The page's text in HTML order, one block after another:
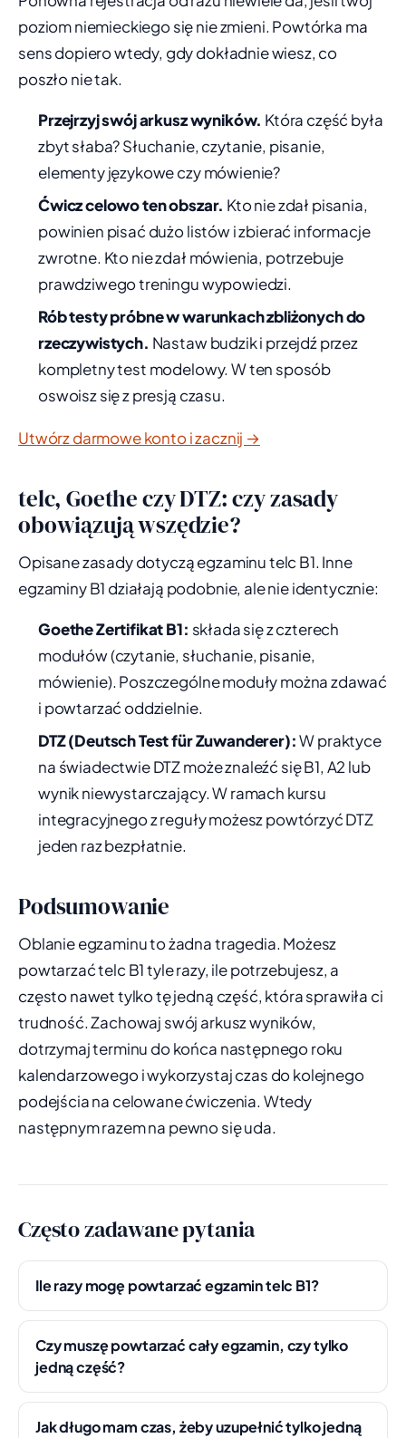
poziom niemieckiego się nie zmieni. Powtórka ma
sens dopiero wtedy, gdy dokładnie wiesz, co
poszło nie tak.
Przejrzyj swój arkusz wyników. Która część była
zbyt słaba? Słuchanie, czytanie, pisanie,
elementy językowe czy mówienie?
Ćwicz celowo ten obszar. Kto nie zdał pisania,
powinien pisać dużo listów i zbierać informacje
zwrotne. Kto nie zdał mówienia, potrzebuje
prawdziwego treningu wypowiedzi.
Rób testy próbne w warunkach zbliżonych do
rzeczywistych. Nastaw budzik i przejdź przez
kompletny test modelowy. W ten sposób
oswoisz się z presją czasu.
Utwórz darmowe konto i zacznij →
telc, Goethe czy DTZ: czy zasady
obowiązują wszędzie?
Opisane zasady dotyczą egzaminu telc B1. Inne
egzaminy B1 działają podobnie, ale nie identycznie:
Goethe Zertifikat B1: składa się z czterech
modułów (czytanie, słuchanie, pisanie,
mówienie). Poszczególne moduły można zdawać
i powtarzać oddzielnie.
DTZ (Deutsch Test für Zuwanderer):W praktyce
na świadectwie DTZ może znaleźć się B1, A2 lub
wynik niewystarczający. W ramach kursu
integracyjnego z reguły możesz powtórzyć DTZ
jeden raz bezpłatnie.
Podsumowanie
Oblanie egzaminu to żadna tragedia. Możesz
powtarzać telc B1 tyle razy, ile potrzebujesz, a
często nawet tylko tę jedną część, która sprawiła ci
trudność. Zachowaj swój arkusz wyników,
dotrzymaj terminu do końca następnego roku
kalendarzowego i wykorzystaj czas do kolejnego
podejścia na celowane ćwiczenia. Wtedy
następnym razem na pewno się uda.
Często zadawane pytania
Ile razy mogę powtarzać egzamin telc B1?
Czy muszę powtarzać cały egzamin, czy tylko
jedną część?
Jak długo mam czas, żeby uzupełnić tylko jedną